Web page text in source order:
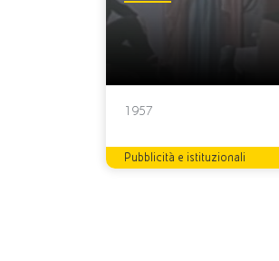
1957
Pubblicità e istituzionali